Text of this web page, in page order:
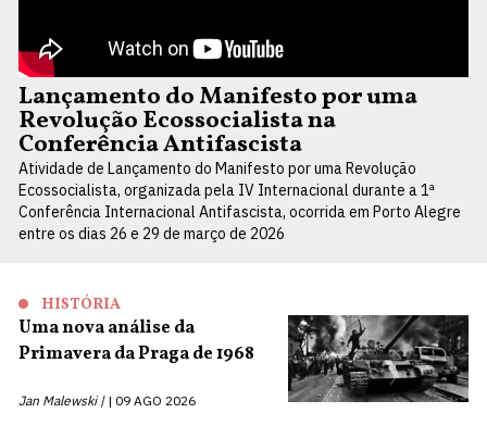
Lançamento do Manifesto por uma
Revolução Ecossocialista na
Conferência Antifascista
Atividade de Lançamento do Manifesto por uma Revolução
Ecossocialista, organizada pela IV Internacional durante a 1ª
Conferência Internacional Antifascista, ocorrida em Porto Alegre
entre os dias 26 e 29 de março de 2026
HISTÓRIA
Uma nova análise da
Primavera da Praga de 1968
Jan Malewski | 09 AGO 2026